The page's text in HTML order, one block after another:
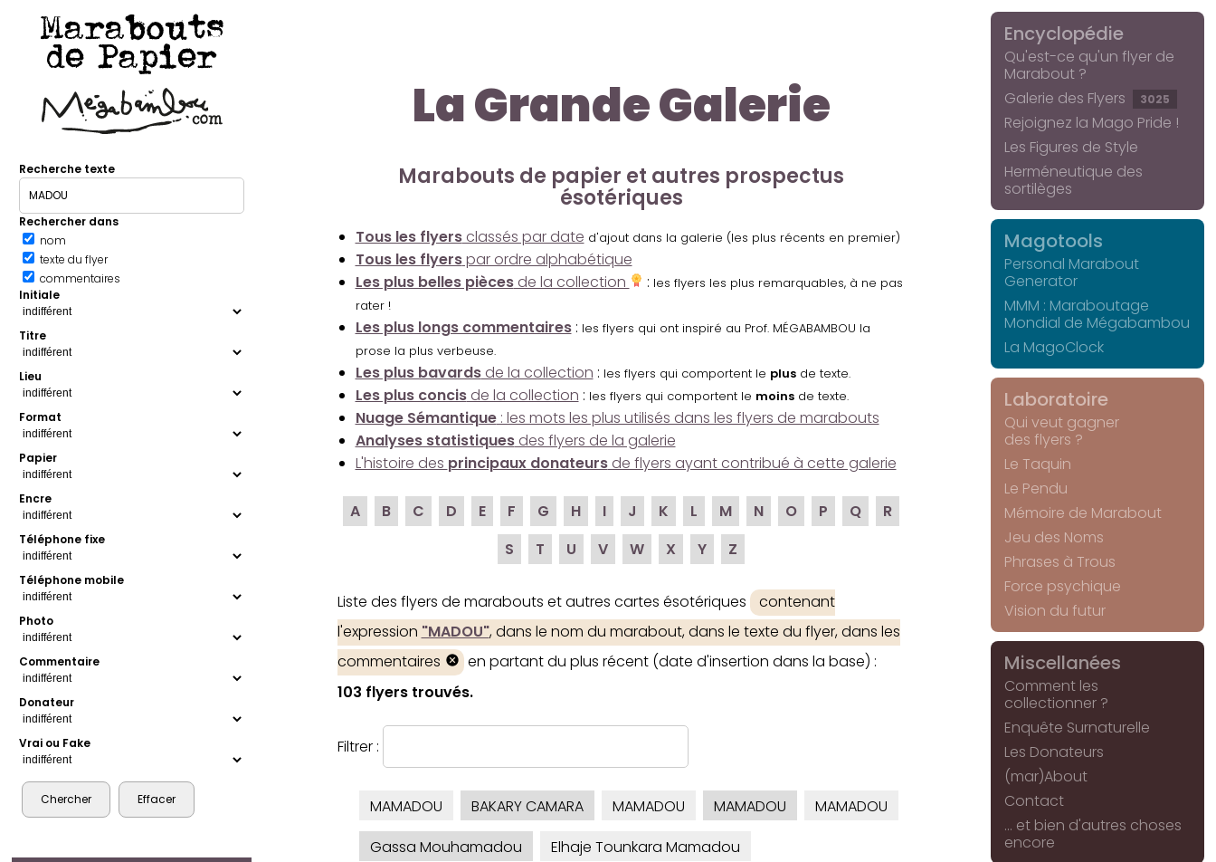
Marabouts
de Papier
Recherche texte
Rechercher dans
nom
texte du flyer
commentaires
Initiale
Titre
Lieu
Format
Papier
Encre
Téléphone fixe
Téléphone mobile
Photo
Commentaire
Donateur
Vrai ou Fake
La Grande Galerie
Marabouts de papier et autres prospectus
ésotériques
Tous les flyersclassés par date d'ajout dans la galerie (les plus récents en premier)
Tous les flyerspar ordre alphabétique
Les plus belles piècesde la collection : les flyers les plus remarquables, à ne pas
rater !
Les plus longs commentaires: les flyers qui ont inspiré au Prof. MÉGABAMBOU la
prose la plus verbeuse.
Les plus bavardsde la collection : les flyers qui comportent le plusde texte.
Les plus concisde la collection : les flyers qui comportent le moinsde texte.
Nuage Sémantique: les mots les plus utilisés dans les flyers de marabouts
Analyses statistiquesdes flyers de la galerie
L'histoire des principaux donateursde flyers ayant contribué à cette galerie
A B C D E F G H I J K L M N O P Q
R
S
T U V W X Y Z
Liste des flyers de marabouts et autres cartes ésotériques
contenant
l'expression "MADOU", dans le nom du marabout, dans le texte du flyer, dans les
commentaires
en partant du plus récent (date d'insertion dans la base) :
103 flyers trouvés.
Filtrer :
MAMADOU BAKARY CAMARA MAMADOU MAMADOU
MAMADOU
Gassa Mouhamadou
Elhaje Tounkara Mamadou
Encyclopédie
Qu'est-ce qu'un flyer de
Marabout ?
Galerie des Flyers
3025
Rejoignez la Mago Pride !
Les Figures de Style
Herméneutique des
sortilèges
Magotools
Personal Marabout
Generator
MMM : Maraboutage
Mondial de Mégabambou
La MagoClock
Laboratoire
Qui veut gagner
des flyers ?
Le Taquin
Le Pendu
Mémoire de Marabout
Jeu des Noms
Phrases à Trous
Force psychique
Vision du futur
Miscellanées
Comment les
collectionner ?
Enquête Surnaturelle
Les Donateurs
(mar)About
Contact
... et bien d'autres choses
encore